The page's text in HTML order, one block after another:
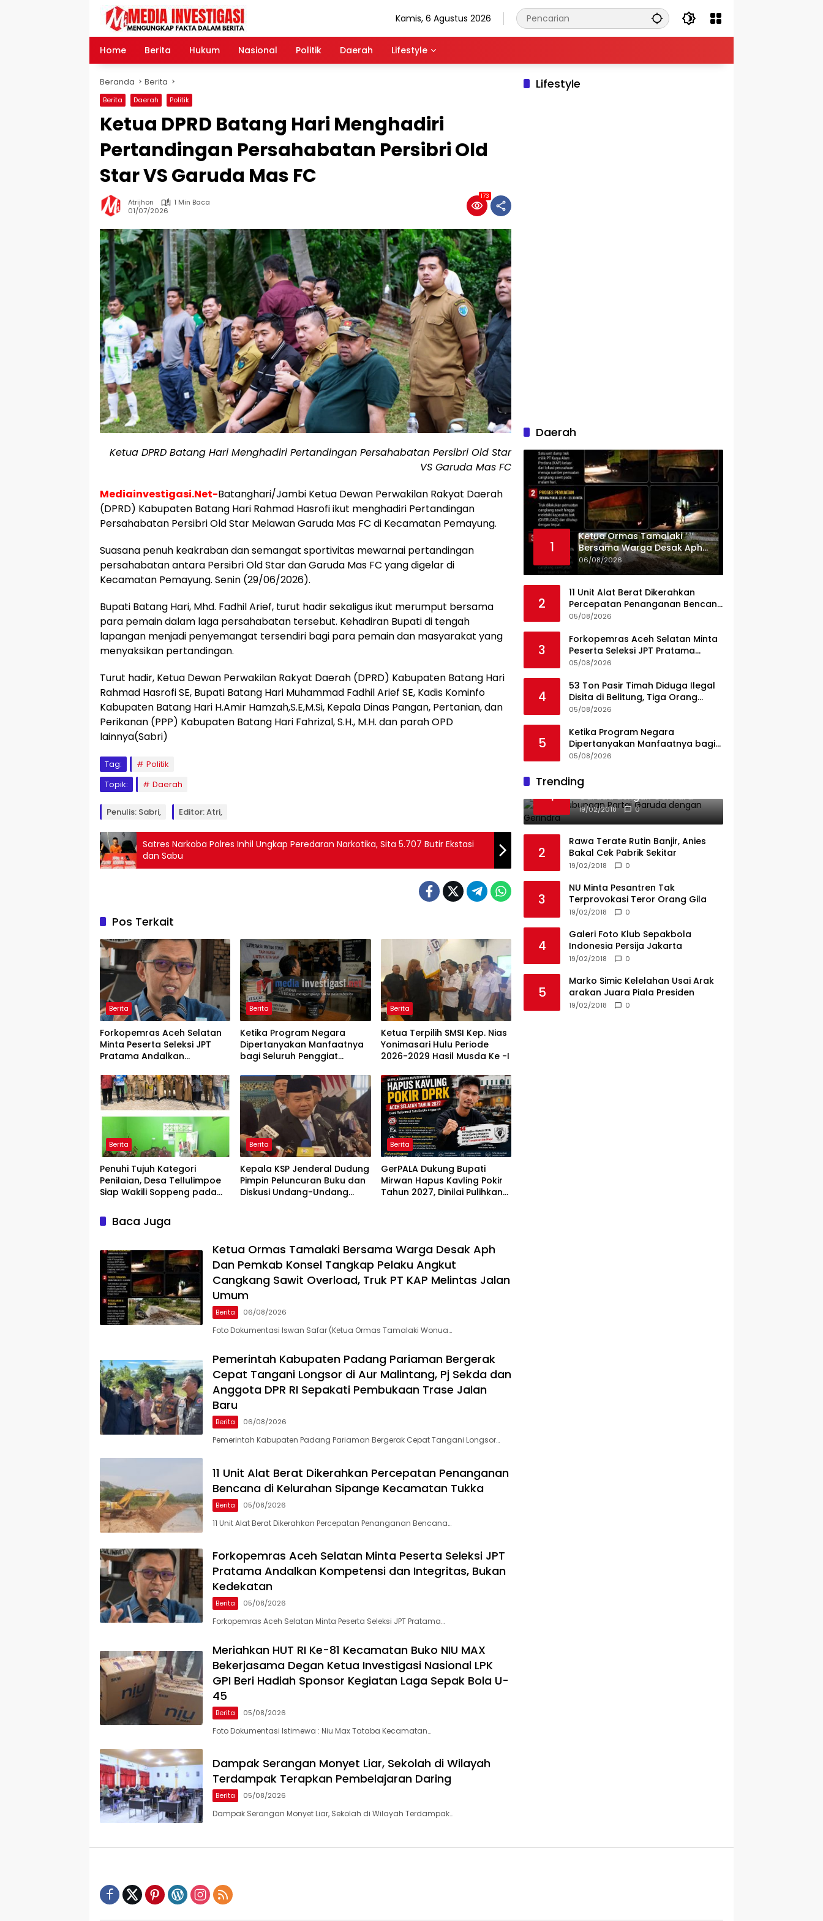
Kamis, 6 Agustus 2026
Home Berita Hukum Nasional Politik Daerah Lifestyle
Beranda Berita
Berita Daerah Politik
Ketua DPRD Batang Hari Menghadiri
Pertandingan Persahabatan Persibri Old
Star VS Garuda Mas FC
Atrijhon
1 Min Baca
01/07/2026
173
Ketua DPRD Batang Hari Menghadiri Pertandingan Persahabatan Persibri Old Star
VS Garuda Mas FC
Mediainvestigasi.Net-Batanghari/Jambi Ketua Dewan Perwakilan Rakyat Daerah
(DPRD) Kabupaten Batang Hari Rahmad Hasrofi ikut menghadiri Pertandingan
Persahabatan Persibri Old Star Melawan Garuda Mas FC di Kecamatan Pemayung.
Suasana penuh keakraban dan semangat sportivitas mewarnai pertandingan
persahabatan antara Persibri Old Star dan Garuda Mas FC yang digelar di
Kecamatan Pemayung. Senin (29/06/2026).
Bupati Batang Hari, Mhd. Fadhil Arief, turut hadir sekaligus ikut merumput bersama
para pemain dalam laga persahabatan tersebut. Kehadiran Bupati di tengah
lapangan menjadi penyemangat tersendiri bagi para pemain dan masyarakat yang
menyaksikan pertandingan.
Turut hadir, Ketua Dewan Perwakilan Rakyat Daerah (DPRD) Kabupaten Batang Hari
Rahmad Hasrofi SE, Bupati Batang Hari Muhammad Fadhil Arief SE, Kadis Kominfo
Kabupaten Batang Hari H.Amir Hamzah,S.E,M.Si, Kepala Dinas Pangan, Pertanian, dan
Perikanan (PPP) Kabupaten Batang Hari Fahrizal, S.H., M.H. dan parah OPD
lainnya(Sabri)
Tag:
Politik
Topik:
Daerah
Penulis: Sabri, Editor: Atri,
Satres Narkoba Polres Inhil Ungkap Peredaran Narkotika, Sita 5.707 Butir Ekstasi
dan Sabu
Pos Terkait
Berita
Forkopemras Aceh Selatan
Minta Peserta Seleksi JPT
Pratama Andalkan
Bukan Kedekatan
Berita
Ketika Program Negara
Dipertanyakan Manfaatnya
bagi Seluruh Penggiat
Berita
Ketua Terpilih SMSI Kep. Nias
Yonimasari Hulu Periode
2026-2029 Hasil Musda Ke -I
Berita
Penuhi Tujuh Kategori
Penilaian, Desa Tellulimpoe
Siap Wakili Soppeng pada
2026
Berita
Kepala KSP Jenderal Dudung
Pimpin Peluncuran Buku dan
Diskusi Undang-Undang
Berita
GerPALA Dukung Bupati
Mirwan Hapus Kavling Pokir
Tahun 2027, Dinilai Pulihkan
Baca Juga
Ketua Ormas Tamalaki Bersama Warga Desak Aph
Dan Pemkab Konsel Tangkap Pelaku Angkut
Cangkang Sawit Overload, Truk PT KAP Melintas Jalan
Umum
Berita 06/08/2026
Foto Dokumentasi Iswan Safar (Ketua Ormas Tamalaki Wonua…
Pemerintah Kabupaten Padang Pariaman Bergerak
Cepat Tangani Longsor di Aur Malintang, Pj Sekda dan
Anggota DPR RI Sepakati Pembukaan Trase Jalan
Baru
Berita 06/08/2026
Pemerintah Kabupaten Padang Pariaman Bergerak Cepat Tangani Longsor…
11 Unit Alat Berat Dikerahkan Percepatan Penanganan
Bencana di Kelurahan Sipange Kecamatan Tukka
Berita 05/08/2026
11 Unit Alat Berat Dikerahkan Percepatan Penanganan Bencana…
Forkopemras Aceh Selatan Minta Peserta Seleksi JPT
Pratama Andalkan Kompetensi dan Integritas, Bukan
Kedekatan
Berita 05/08/2026
Forkopemras Aceh Selatan Minta Peserta Seleksi JPT Pratama…
Meriahkan HUT RI Ke-81 Kecamatan Buko NIU MAX
Bekerjasama Degan Ketua Investigasi Nasional LPK
GPI Beri Hadiah Sponsor Kegiatan Laga Sepak Bola U-
45
Berita 05/08/2026
Foto Dokumentasi Istimewa : Niu Max Tataba Kecamatan…
Dampak Serangan Monyet Liar, Sekolah di Wilayah
Terdampak Terapkan Pembelajaran Daring
Berita 05/08/2026
Dampak Serangan Monyet Liar, Sekolah di Wilayah Terdampak…
Lifestyle
Daerah
1
Ketua Ormas Tamalaki
Bersama Warga Desak Aph
Dan Pemkab Konsel Tangkap
Pelaku Angkut Cangkang
Melintas Jalan Umum
06/08/2026
2
11 Unit Alat Berat Dikerahkan
Percepatan Penanganan Bencana
di Kelurahan Sipange Kecamatan
05/08/2026
3
Forkopemras Aceh Selatan Minta
Peserta Seleksi JPT Pratama
Andalkan Kompetensi dan
05/08/2026
4
53 Ton Pasir Timah Diduga Ilegal
Disita di Belitung, Tiga Orang
Diamankan, Dua Masih Diburu
05/08/2026
5
Ketika Program Negara
Dipertanyakan Manfaatnya bagi
Seluruh Penggiat Literasi
05/08/2026
Trending
1
Ini Dia Hubungan Partai
Garuda dengan Gerindra
19/02/2018 0
2
Rawa Terate Rutin Banjir, Anies
Bakal Cek Pabrik Sekitar
19/02/2018 0
3
NU Minta Pesantren Tak
Terprovokasi Teror Orang Gila
19/02/2018 0
4
Galeri Foto Klub Sepakbola
Indonesia Persija Jakarta
19/02/2018 0
5
Marko Simic Kelelahan Usai Arak
arakan Juara Piala Presiden
19/02/2018 0